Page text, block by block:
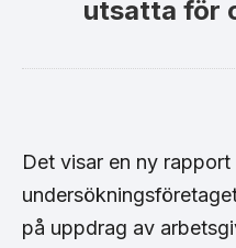
utsatta för
Det visar en ny rapport
på uppdrag av